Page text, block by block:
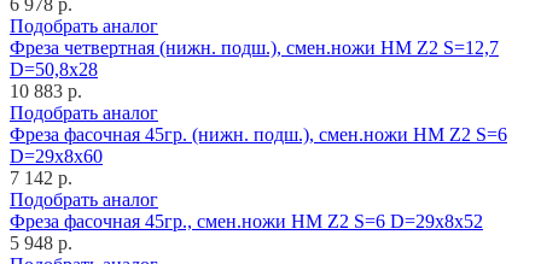
6 978 р.
Подобрать аналог
Фреза четвертная (нижн. подш.), смен.ножи HM Z2 S=12,7
D=50,8x28
10 883 р.
Подобрать аналог
Фреза фасочная 45гр. (нижн. подш.), смен.ножи HM Z2 S=6
D=29x8x60
7 142 р.
Подобрать аналог
Фреза фасочная 45гр., смен.ножи HM Z2 S=6 D=29x8x52
5 948 р.